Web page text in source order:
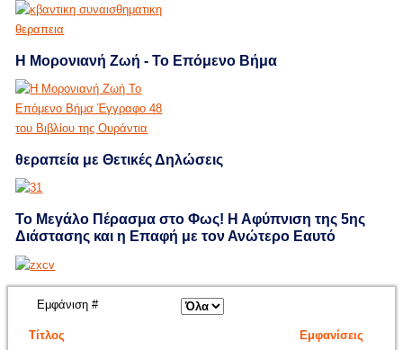
Η Μορονιανή Ζωή - Το Επόμενο Βήμα
θεραπεία με Θετικές Δηλώσεις
Το Μεγάλο Πέρασμα στο Φως! Η Αφύπνιση της 5ης
Διάστασης και η Επαφή με τον Ανώτερο Εαυτό
Εμφάνιση #
Τίτλος Εμφανίσεις